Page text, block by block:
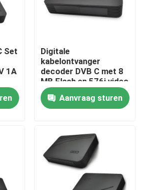
Doos
Doos van DVBC
Set
1A
Digitale
kabelontvanger
decoder DVB C met 8
MB Flash en 576i video
resolutie
Aanvraag sturen